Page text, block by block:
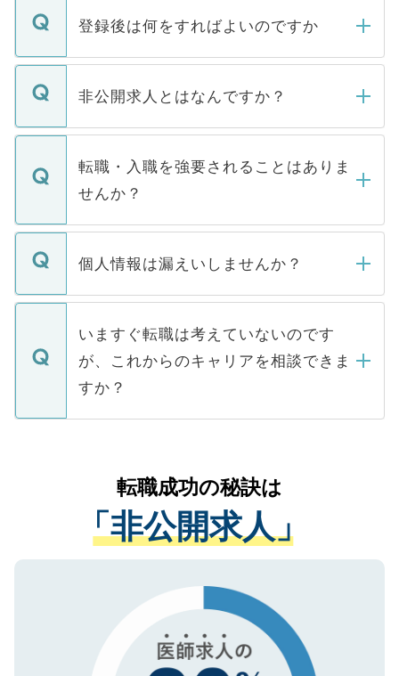
登録後は何をすればよいのですか
ご登録いただきましたら、弊社担当者がご
登録内容を確認し、その後メールもしくは
ます。通常、5営業日以内にはご連絡をせて
いただきますので、しばらくお待ちくださ
非公開求人とはなんですか？
マイナビDOCTORで取り扱っている求人の
うち約3割は、Webサイトからご覧いただ
けない「非公開求人」です。非公開求人は
下記の理由によって、一般には公開してい
ません。
■応募殺到を避けるため 人気のある医療機
関を公にしてしまうと、応募が殺到する場
に、医療機関が求める条件に合った人材の
みを人材紹介会社に依頼するケースが増え
ています。
転職・入職を強要されることはありま
せんか？
転職・入職を強要することは一切ありませ
ん。また、仮に応募先から内定をいただい
定を承諾する必要はありません。内定先へ
の辞退の連絡はキャリアパートナーが行い
個人情報は漏えいしませんか？
個人情報が漏えいすることはありませんの
で、ご安心ください。当サイトからの登録
などで収集したご登録者様の個人情報は、
ご本人のキャリアアップおよび転職活動の
支援を目的に使用いたします。お預かりし
ているすべての個人データはご本人の許可
は、個人情報の取り扱いについての厳密な
管理基準を満たした事業者のみに付与され
る、プライバシーマークを取得済みです。
で、機密保持に関してもご安心ください。
いますぐ転職は考えていないのです
が、これからのキャリアを相談できま
すか？
かがいして、現在の医療機関の状況や紹介
経験をまじえながら、適切なアドバイスを
させていただきます。すぐにご転職をされ
ない方には、長期的なサポートが可能です
ので、まずはご登録ください。
転職成功の秘訣は
「非公開求人」